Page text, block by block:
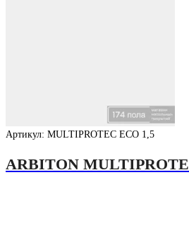
Артикул: MULTIPROTEC ECO 1,5
ARBITON